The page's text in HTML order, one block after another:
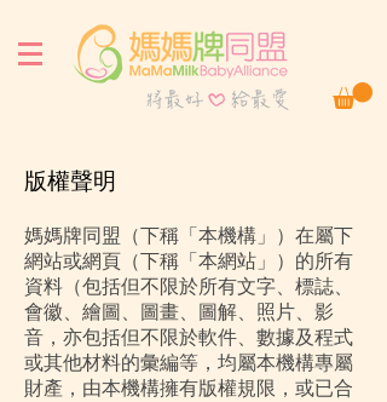
版權聲明
媽媽牌同盟（下稱「本機構」）在屬下
網站或網頁（下稱「本網站」）的所有
資料（包括但不限於所有文字、標誌、
會徽、繪圖、圖畫、圖解、照片、影
音，亦包括但不限於軟件、數據及程式
或其他材料的彙編等，均屬本機構專屬
財產，由本機構擁有版權規限，或已合